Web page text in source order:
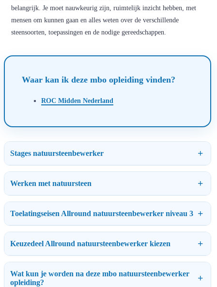
belangrijk. Je moet nauwkeurig zijn, ruimtelijk inzicht hebben, met
mensen om kunnen gaan en alles weten over de verschillende
steensoorten, toepassingen en de nodige gereedschappen.
Waar kan ik deze mbo opleiding vinden?
ROC Midden Nederland
Stages natuursteenbewerker
Werken met natuursteen
Toelatingseisen Allround natuursteenbewerker niveau 3
Keuzedeel Allround natuursteenbewerker kiezen
Wat kun je worden na deze mbo natuursteenbewerker
opleiding?